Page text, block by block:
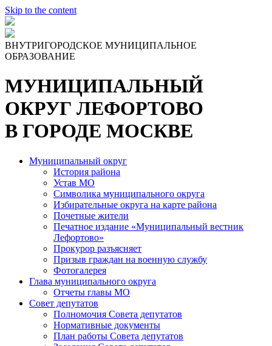
Skip to the content
ВНУТРИГОРОДСКОЕ МУНИЦИПАЛЬНОЕ
ОБРАЗОВАНИЕ
МУНИЦИПАЛЬНЫЙ
ОКРУГ ЛЕФОРТОВО
В ГОРОДЕ МОСКВЕ
Муниципальный округ
История района
Устав МО
Символика муниципального округа
Избирательные округа на карте района
Почетные жители
Печатное издание «Муниципальный вестник
Лефортово»
Прокурор разъясняет
Призыв граждан на военную службу
Фотогалерея
Глава муниципального округа
Отчеты главы МО
Совет депутатов
Полномочия Совета депутатов
Нормативные документы
План работы Совета депутатов